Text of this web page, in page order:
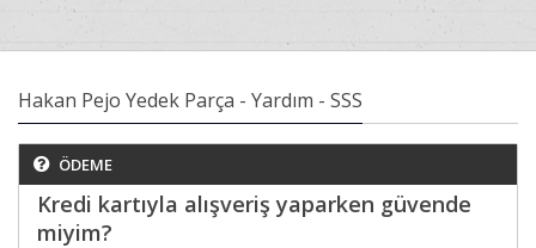
Hakan Pejo Yedek Parça - Yardım - SSS
ÖDEME
Kredi kartıyla alışveriş yaparken güvende
miyim?